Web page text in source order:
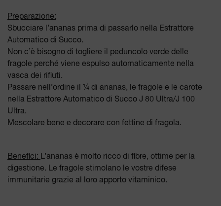
Preparazione:
Sbucciare l’ananas prima di passarlo nella Estrattore
Automatico di Succo.
Non c’è bisogno di togliere il peduncolo verde delle
fragole perché viene espulso automaticamente nella
vasca dei rifiuti.
Passare nell’ordine il ¼ di ananas, le fragole e le carote
nella Estrattore Automatico di Succo J 80 Ultra/J 100
Ultra.
Mescolare bene e decorare con fettine di fragola.
Benefici: L’ananas è molto ricco di fibre, ottime per la
digestione. Le fragole stimolano le vostre difese
immunitarie grazie al loro apporto vitaminico.